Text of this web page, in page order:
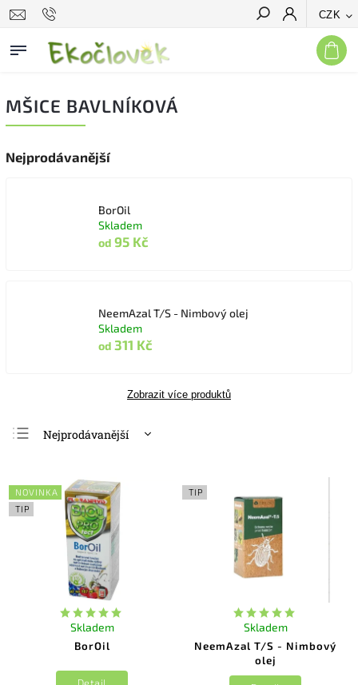
CZK
Hledat
MŠICE BAVLNÍKOVÁ
Nejprodávanější
BorOil
Skladem
od 95 Kč
NeemAzal T/S - Nimbový olej
Skladem
od 311 Kč
Zobrazit více produktů
Nejprodávanější
Nejdražší
Abecedně
NOVINKA
TIP
BorOil
Skladem
TIP
NeemAzal T/S - Nimbový
olej
Skladem